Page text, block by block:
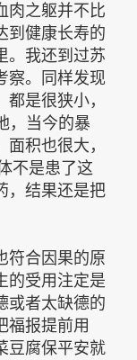
肉之躯并不比
到健康长寿的
。我还到过苏
察。同样发现
是很狭小，
，当今的暴
积也很大，
不是患了这
，结果还是把
合因果的原
的受用注定是
或者太缺德的
福报提前用
豆腐保平安就